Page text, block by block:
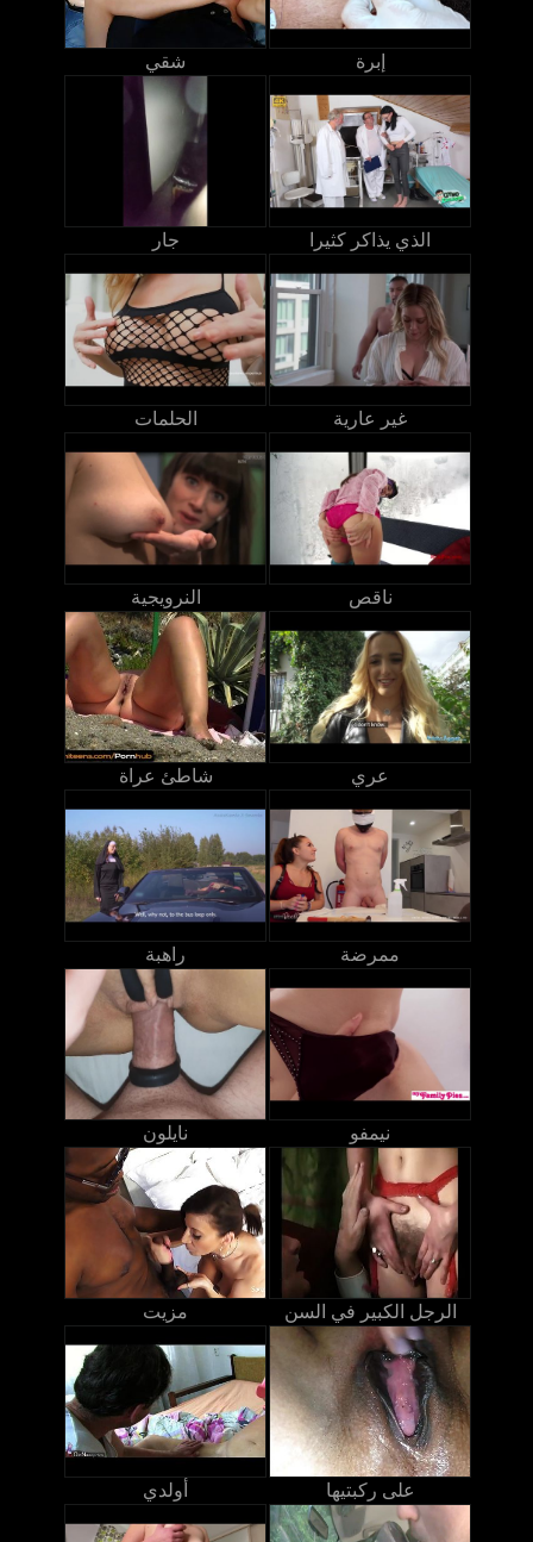
شقي إبرة
جار الذي يذاكر كثيرا
الحلمات غير عارية
النرويجية ناقص
شاطئ عراة عري
راهبة ممرضة
نايلون نيمفو
مزيت الرجل الكبير في السن
أولدي على ركبتيها